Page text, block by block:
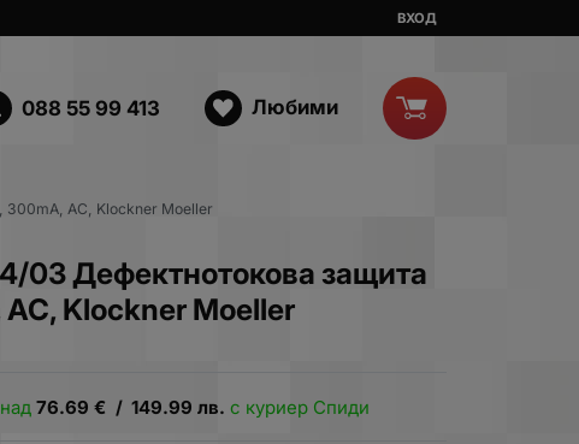
ВХОД
088 55 99 413 Любими
AC, Klockner Moeller
03 Дефектнотокова защита
Klockner Moeller
над76.69 € / 149.99 лв. с куриер Спиди